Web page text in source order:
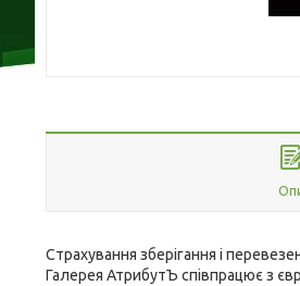
Страхування зберігання і
Галерея АтрибутЪ співпрацює з